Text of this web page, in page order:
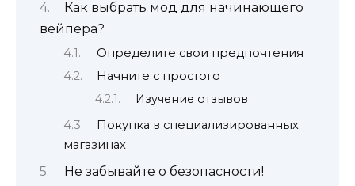
Как выбрать мод для начинающего
вейпера?
Определите свои предпочтения
Начните с простого
Изучение отзывов
Покупка в специализированных
магазинах
Не забывайте о безопасности!